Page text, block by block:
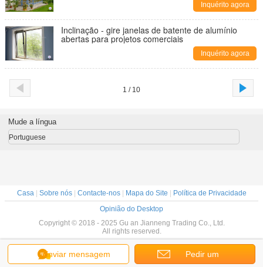
Inquérito agora
Inclinação - gire janelas de batente de alumínio
abertas para projetos comerciais
Inquérito agora
1 / 10
Enviar mensagem Pedir um
Mude a língua
Portuguese
Casa| Sobre nós| Contacte-nos| Mapa do Site
Política de Privacidade
Opinião do Desktop
Copyright © 2018 - 2025 Gu an Jianneng Trading Co., Ltd.
All rights reserved.